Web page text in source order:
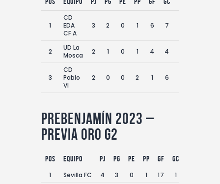
1
CD
EDA
CF A
3 2 0 1 6 7
2
UD La
Mosca
2 1 0 1 4 4
3
CD
Pablo
VI
2 0 0 2 1 6
Prebenjamín 2023 –
Previa Oro G2
Pos equipo PJ PG PE PP GF GC
1
Sevilla FC 4 3 0 1 17 1